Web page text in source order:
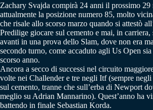
Zachary Svajda compirà 24 anni il prossimo 29
attualmente la posizione numero 85, molto
che risale allo scorso marzo quando si attestò
Predilige giocare sul cemento e mai, in carriera,
avanti in una prova dello Slam, dove non era
secondo turno, come accaduto agli Us Open
scorso anno.
Ancora a secco di successi nel circuito
volte nei Challender e tre negli Itf (sempre
sul cemento, tranne che sull’erba di Newport
meglio su Adrian Mannarino). Quest’anno ha
battendo in finale Sebastian Korda.